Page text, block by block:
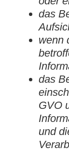
das
wenn
das
GVO
und